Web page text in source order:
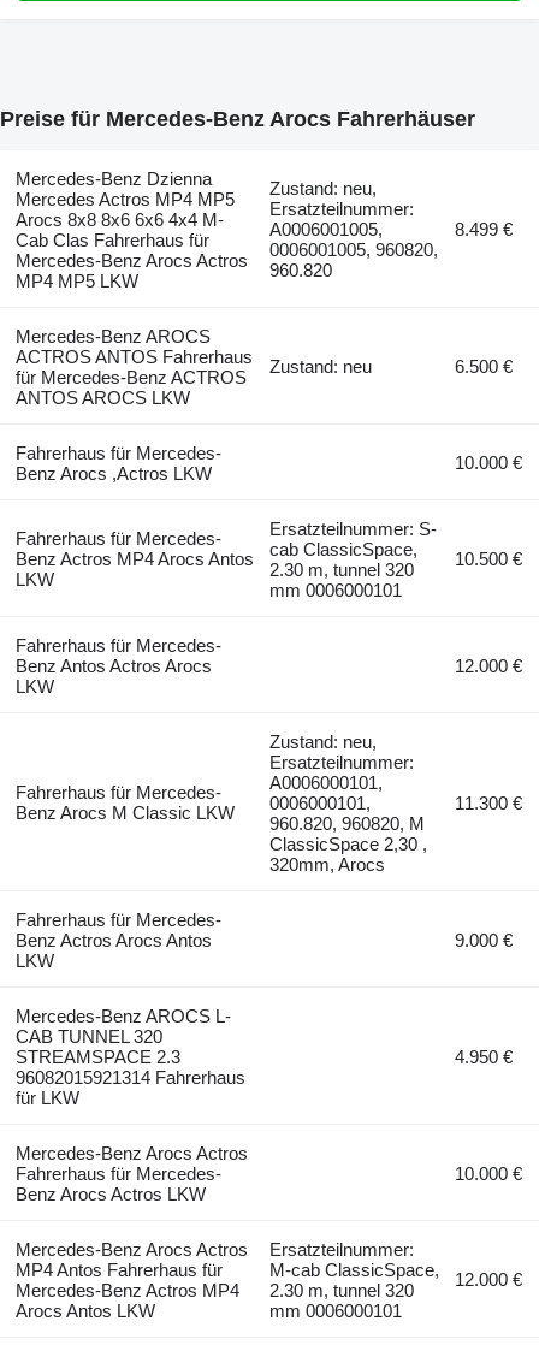
Preise für Mercedes-Benz Arocs Fahrerhäuser
Mercedes-Benz Dzienna
Mercedes Actros MP4 MP5
Arocs 8x8 8x6 6x6 4x4 M-
Cab Clas Fahrerhaus für
Mercedes-Benz Arocs Actros
MP4 MP5 LKW
Zustand: neu,
Ersatzteilnummer:
A0006001005,
0006001005, 960820,
960.820
8.499 €
Mercedes-Benz AROCS
ACTROS ANTOS Fahrerhaus
für Mercedes-Benz ACTROS
ANTOS AROCS LKW
Zustand: neu 6.500 €
Fahrerhaus für Mercedes-
Benz Arocs ,Actros LKW
10.000 €
Fahrerhaus für Mercedes-
Benz Actros MP4 Arocs Antos
LKW
Ersatzteilnummer: S-
cab ClassicSpace,
2.30 m, tunnel 320
mm 0006000101
10.500 €
Fahrerhaus für Mercedes-
Benz Antos Actros Arocs
LKW
12.000 €
Fahrerhaus für Mercedes-
Benz Arocs M Classic LKW
Zustand: neu,
Ersatzteilnummer:
A0006000101,
0006000101,
960.820, 960820, M
ClassicSpace 2,30 ,
320mm, Arocs
11.300 €
Fahrerhaus für Mercedes-
Benz Actros Arocs Antos
LKW
9.000 €
Mercedes-Benz AROCS L-
CAB TUNNEL 320
STREAMSPACE 2.3
96082015921314 Fahrerhaus
für LKW
4.950 €
Mercedes-Benz Arocs Actros
Fahrerhaus für Mercedes-
Benz Arocs Actros LKW
10.000 €
Mercedes-Benz Arocs Actros
MP4 Antos Fahrerhaus für
Mercedes-Benz Actros MP4
Arocs Antos LKW
Ersatzteilnummer:
M-cab ClassicSpace,
2.30 m, tunnel 320
mm 0006000101
12.000 €